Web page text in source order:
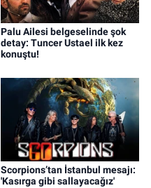
Palu Ailesi belgeselinde şok
detay: Tuncer Ustael ilk kez
konuştu!
Scorpions’tan İstanbul mesajı:
'Kasırga gibi sallayacağız'